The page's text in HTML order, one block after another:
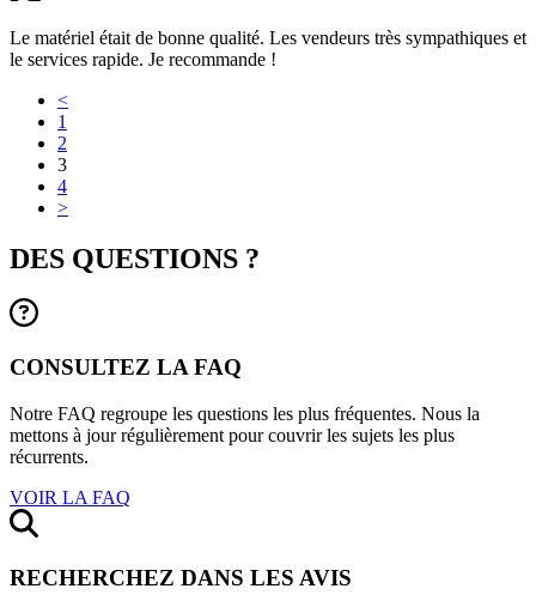
Le matériel était de bonne qualité. Les vendeurs très sympathiques et
le services rapide. Je recommande !
<
1
2
3
4
>
DES QUESTIONS ?
CONSULTEZ LA FAQ
Notre FAQ regroupe les questions les plus fréquentes. Nous la
mettons à jour régulièrement pour couvrir les sujets les plus
récurrents.
VOIR LA FAQ
RECHERCHEZ DANS LES AVIS